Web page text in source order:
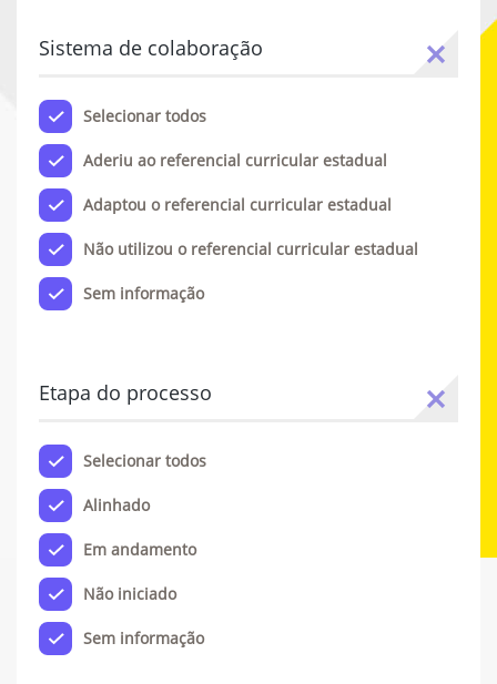
Sistema de colaboração
Selecionar todos
Aderiu ao referencial curricular estadual
Adaptou o referencial curricular estadual
Não utilizou o referencial curricular estadual
Sem informação
Etapa do processo
Selecionar todos
Alinhado
Em andamento
Não iniciado
Sem informação